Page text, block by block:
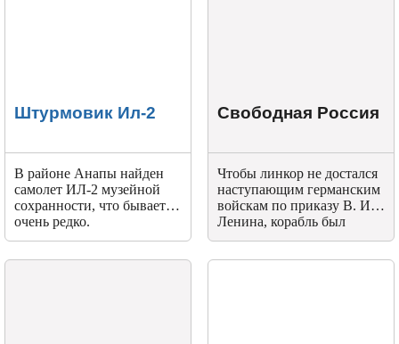
Штурмовик Ил-2
В районе Анапы найден
самолет ИЛ-2 музейной
сохранности, что бывает
очень редко.
Свободная Россия
Чтобы линкор не достался
наступающим германским
войскам по приказу В. И.
Ленина, корабль был
торпедирован эсминцем